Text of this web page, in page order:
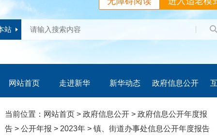
站
网站首页 走进新华 新华动态 政府信息公开
当前位置： 网站首页 > 政府信息公开 > 政府信息公开年度报
告 > 公开年报 > 2023年 > 镇、街道办事处信息公开年度报告